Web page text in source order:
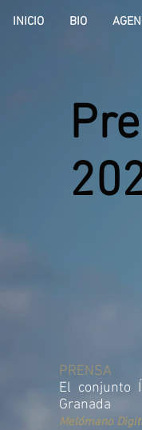
INICIO BIO
PRENSA
El conjunto
Granada
Melómano